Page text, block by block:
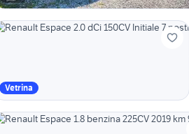
Vetrina